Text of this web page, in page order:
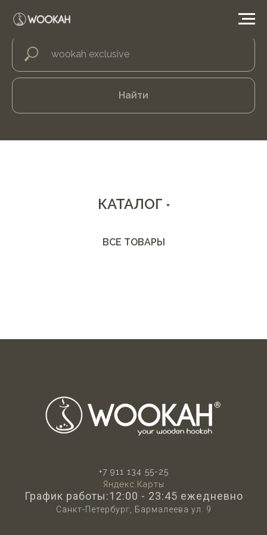
Найти
КАТАЛОГ
ВСЕ ТОВАРЫ
+7 911 134 55-25
Яндекс.Карты
График работы:12:00 - 23:45 ежедневно
Санкт-Петербург, Бармалеева ул. 9